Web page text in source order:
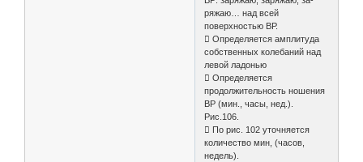
ряжаю… над всей
поверхностью ВР.
 Определяется амплитуда
собственных колебаний над
левой ладонью
 Определяется
продолжительность ношения
ВР (мин., часы, нед.).
Рис.106.
 По рис. 102 уточняется
количество мин, (часов,
недель).